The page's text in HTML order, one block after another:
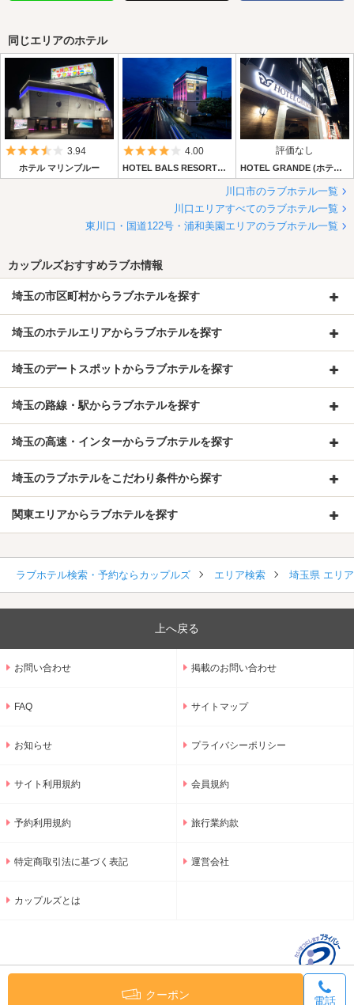
クーポン 電話
同じエリアのホテル
5つ星のうち3.5
3.94
ホテル マリンブルー
5つ星のうち4
4.00
HOTEL BALS RESORT&SPA (天然温泉)【AtoZ グループ】
評価なし
HOTEL GRANDE (ホテル グランデ)
川口市のラブホテル一覧
川口エリアすべてのラブホテル一覧
東川口・国道122号・浦和美園エリアのラブホテル一覧
カップルズおすすめラブホ情報
埼玉の市区町村からラブホテルを探す
埼玉のホテルエリアからラブホテルを探す
埼玉のデートスポットからラブホテルを探す
埼玉の路線・駅からラブホテルを探す
埼玉の高速・インターからラブホテルを探す
埼玉のラブホテルをこだわり条件から探す
関東エリアからラブホテルを探す
ラブホテル検索・予約ならカップルズ エリア検索 埼玉県 エリ
上へ戻る
お問い合わせ 掲載のお問い合わせ
FAQ サイトマップ
お知らせ プライバシーポリシー
サイト利用規約 会員規約
予約利用規約 旅行業約款
特定商取引法に基づく表記 運営会社
カップルズとは